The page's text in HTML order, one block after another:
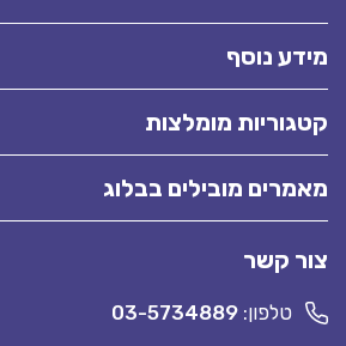
מידע נוסף
קטגוריות מומלצות
מאמרים מובילים בבלוג
צור קשר
טלפון: 03-5734889